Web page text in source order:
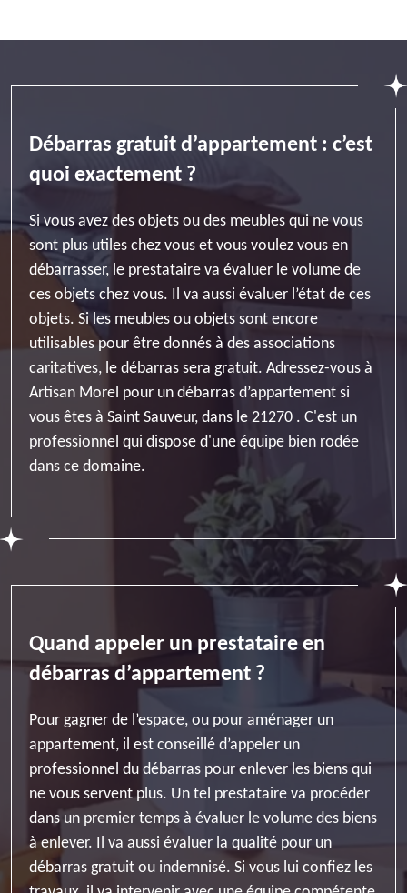
Débarras gratuit d’appartement : c’est
quoi exactement ?
Si vous avez des objets ou des meubles qui ne vous
sont plus utiles chez vous et vous voulez vous en
débarrasser, le prestataire va évaluer le volume de
ces objets chez vous. Il va aussi évaluer l’état de ces
objets. Si les meubles ou objets sont encore
utilisables pour être donnés à des associations
caritatives, le débarras sera gratuit. Adressez-vous à
Artisan Morel pour un débarras d’appartement si
vous êtes à Saint Sauveur, dans le 21270 . C'est un
professionnel qui dispose d'une équipe bien rodée
dans ce domaine.
Quand appeler un prestataire en
débarras d’appartement ?
Pour gagner de l’espace, ou pour aménager un
appartement, il est conseillé d’appeler un
professionnel du débarras pour enlever les biens qui
ne vous servent plus. Un tel prestataire va procéder
dans un premier temps à évaluer le volume des biens
à enlever. Il va aussi évaluer la qualité pour un
débarras gratuit ou indemnisé. Si vous lui confiez les